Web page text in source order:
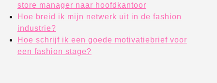
store manager naar hoofdkantoor
Hoe breid ik mijn netwerk uit in de fashion
industrie?
Hoe schrijf ik een goede motivatiebrief voor
een fashion stage?